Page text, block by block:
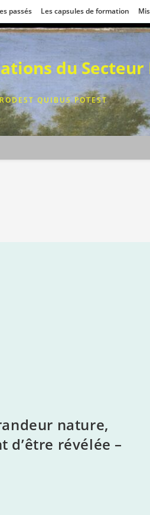
passés Les capsules de formation
du Secteur
QUIBUS POTEST
nature,
d’être révélée –